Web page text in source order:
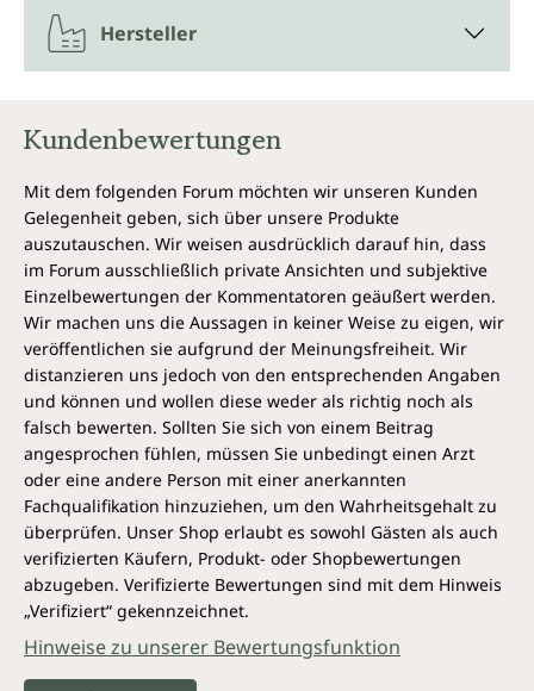
die Blüten und das Kraut als auch das Öl aus den
Samen eine Rolle. Die Pflanzenteile enthalten viele
wertvolle Inhaltsstoffe. Deshalb ist Bio Borretschöl
Smoothies oder Marinaden.
Wirkungsspektrum*
Der Ersatz gesättigter Fettsäuren durch einfach
und/oder mehrfach ungesättigte Fettsäuren in der
Ernährung trägt zur Aufrechterhaltung eines
normalen Cholesterinspiegels im Blut bei.
* Durch die Europäische Behörde für
Lebensmittelsicherheit zugelassene
gesundheitsbezogene Angaben
Jede Flasche Bio Borretschöl von Unimedica enthält
250 ml naturreines, natives, kaltgepresstes
Borretschöl aus biologischem Anbau.
Vegan und ohne folgende Zusatzstoffe
Bio Borretschöl von Unimedica ist frei von
Konservierungsstoffen, weiterhin ohne Zusätze wie
Farbstoffe, Stabilisatoren, Trennmittel wie
Magnesiumstearat sowie ohne Gentechnik,
Hersteller
Kundenbewertungen
Mit dem folgenden Forum möchten wir unseren Kunden
Gelegenheit geben, sich über unsere Produkte
auszutauschen. Wir weisen ausdrücklich darauf hin, dass
im Forum ausschließlich private Ansichten und subjektive
Einzelbewertungen der Kommentatoren geäußert werden.
Wir machen uns die Aussagen in keiner Weise zu eigen, wir
veröffentlichen sie aufgrund der Meinungsfreiheit. Wir
distanzieren uns jedoch von den entsprechenden Angaben
und können und wollen diese weder als richtig noch als
falsch bewerten. Sollten Sie sich von einem Beitrag
angesprochen fühlen, müssen Sie unbedingt einen Arzt
oder eine andere Person mit einer anerkannten
Fachqualifikation hinzuziehen, um den Wahrheitsgehalt zu
überprüfen. Unser Shop erlaubt es sowohl Gästen als auch
verifizierten Käufern, Produkt- oder Shopbewertungen
abzugeben. Verifizierte Bewertungen sind mit dem Hinweis
„Verifiziert“ gekennzeichnet.
Hinweise zu unserer Bewertungsfunktion